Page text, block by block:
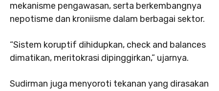
mekanisme pengawasan, serta berkembangnya
nepotisme dan kroniisme dalam berbagai sektor.
“Sistem koruptif dihidupkan, check and balances
dimatikan, meritokrasi dipinggirkan,” ujarnya.
Sudirman juga menyoroti tekanan yang dirasakan